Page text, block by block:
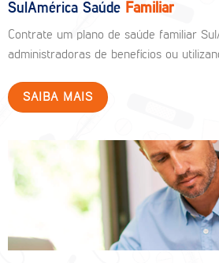
SulAmérica Saúde Familiar
Contrate um plano de saúde familiar
administradoras de benefícios ou
SAIBA MAIS